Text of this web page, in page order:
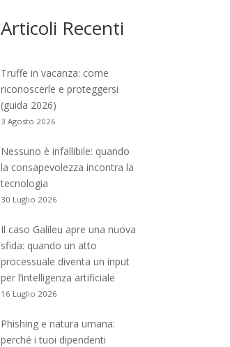
Articoli Recenti
Truffe in vacanza: come
riconoscerle e proteggersi
(guida 2026)
3 Agosto 2026
Nessuno è infallibile: quando
la consapevolezza incontra la
tecnologia
30 Luglio 2026
Il caso Galileu apre una nuova
sfida: quando un atto
processuale diventa un input
per l’intelligenza artificiale
16 Luglio 2026
Phishing e natura umana:
perché i tuoi dipendenti